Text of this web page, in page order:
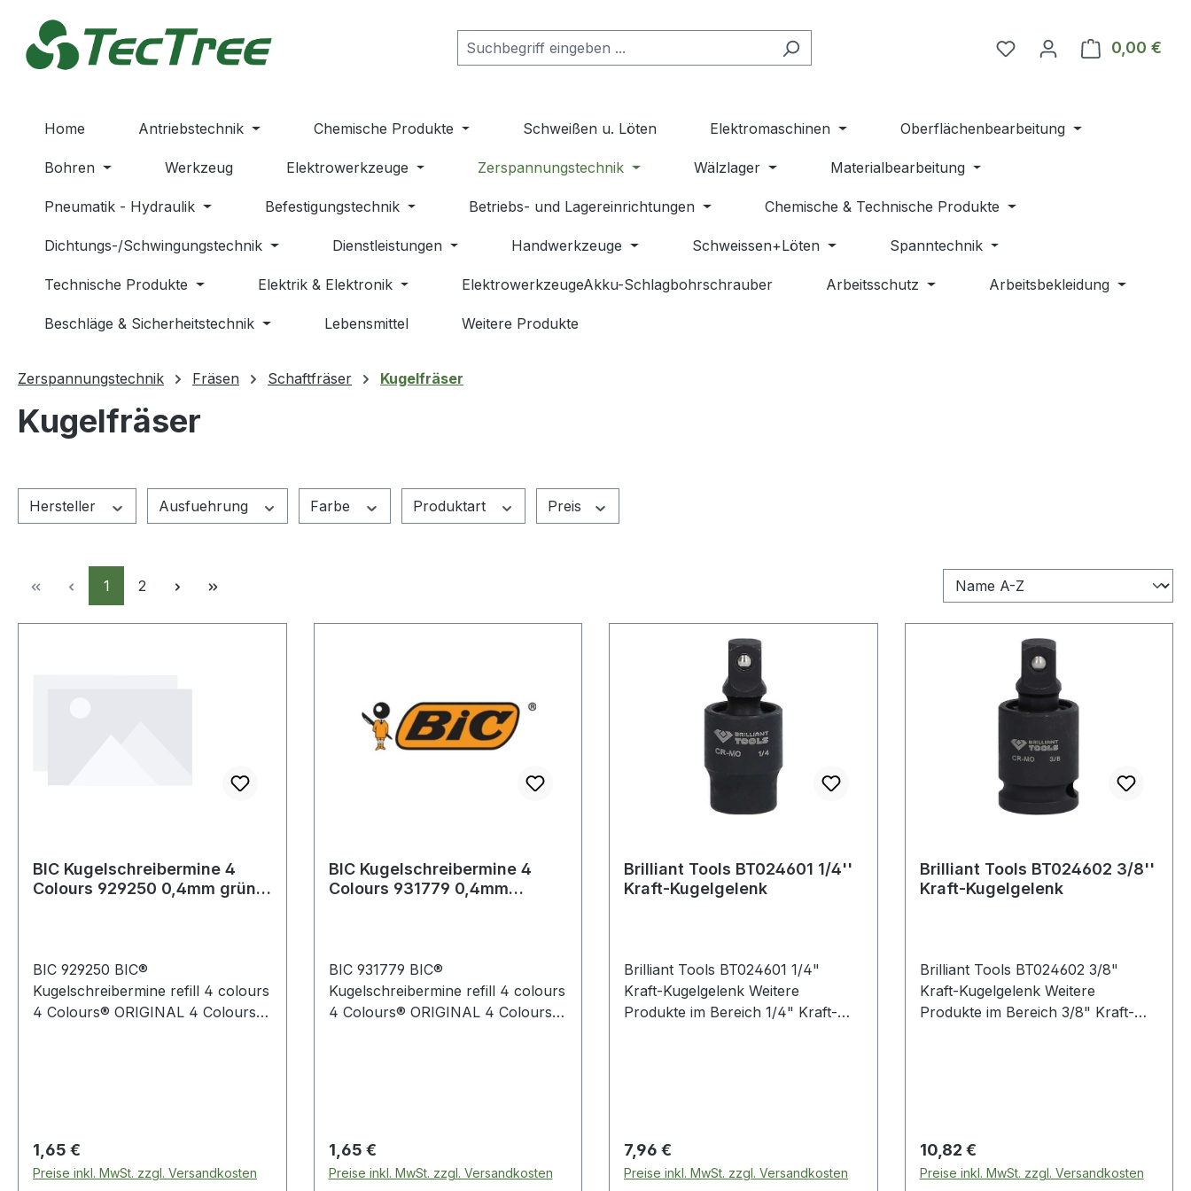
Hauptinhalt springen
Zur Suche springen
Zur Hauptnavigation springen
Du hast 0 Produkte auf
0,00 €
Home Antriebstechnik Chemische Produkte Schweißen u. Löten Elektromaschinen Oberflächenbearbeitung
Bohren Werkzeug Elektrowerkzeuge Zerspannungstechnik Wälzlager Materialbearbeitung
Pneumatik - Hydraulik Befestigungstechnik Betriebs- und Lagereinrichtungen Chemische & Technische Produkte
Dichtungs-/Schwingungstechnik Dienstleistungen Handwerkzeuge Schweissen+Löten Spanntechnik
Technische Produkte Elektrik & Elektronik ElektrowerkzeugeAkku-Schlagbohrschrauber Arbeitsschutz Arbeitsbekleidung
Beschläge & Sicherheitstechnik Lebensmittel Weitere Produkte
Zerspannungstechnik Fräsen Schaftfräser Kugelfräser
Kugelfräser
Hersteller Ausfuehrung Farbe Produktart Preis
Seite
1 Seite
2
BIC Kugelschreibermine 4
Colours 929250 0,4mm grün 2
BIC 929250 BIC®
Kugelschreibermine refill 4 colours
4 Colours® ORIGINAL 4 Colours®
Colours® FLUO · 4 Colours®
SHINE · 4 Colours® Grip · 4
Regulärer Preis:
1,65 €
Preise inkl. MwSt. zzgl. Versandkosten
BIC Kugelschreibermine 4
Colours 931779 0,4mm
BIC 931779 BIC®
Kugelschreibermine refill 4 colours
4 Colours® ORIGINAL 4 Colours®
Colours® FLUO · 4 Colours®
SHINE · 4 Colours® Grip · 4
Regulärer Preis:
1,65 €
Preise inkl. MwSt. zzgl. Versandkosten
Brilliant Tools BT024601 1/4''
Kraft-Kugelgelenk
Brilliant Tools BT024601 1/4"
Kraft-Kugelgelenk Weitere
Produkte im Bereich 1/4" Kraft-
Regulärer Preis:
7,96 €
Preise inkl. MwSt. zzgl. Versandkosten
Brilliant Tools BT024602 3/8''
Kraft-Kugelgelenk
Brilliant Tools BT024602 3/8"
Kraft-Kugelgelenk Weitere
Produkte im Bereich 3/8" Kraft-
Regulärer Preis:
10,82 €
Preise inkl. MwSt. zzgl. Versandkosten